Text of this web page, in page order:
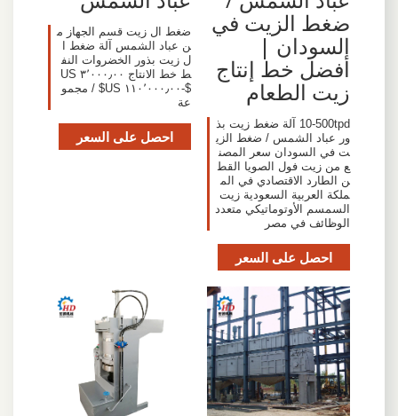
ضغط الزيت في
السودان |
أفضل خط إنتاج
زيت الطعام
10-500tpd آلة ضغط زيت بذ
ور عباد الشمس / ضغط الزي
ت في السودان سعر المصن
ع من زيت فول الصويا القط
ن الطارد الاقتصادي في الم
ملكة العربية السعودية زيت
السمسم الأوتوماتيكي متعدد
الوظائف في مصر
احصل على السعر
ضغط ال زيت قسم الجهاز م
ن عباد الشمس آلة ضغط ا
ل زيت بذور الخضروات النف
ط خط الانتاج ٣٬٠٠٠٫٠٠ US
$-١١٠٬٠٠٠٫٠٠ US$ / مجمو
عة
احصل على السعر